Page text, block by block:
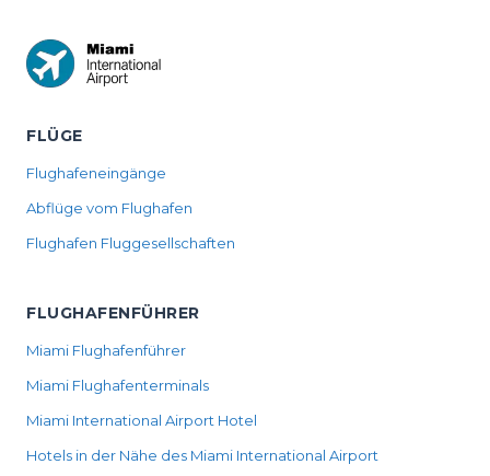
FLÜGE
Flughafeneingänge
Abflüge vom Flughafen
Flughafen Fluggesellschaften
FLUGHAFENFÜHRER
Miami Flughafenführer
Miami Flughafenterminals
Miami International Airport Hotel
Hotels in der Nähe des Miami International Airport